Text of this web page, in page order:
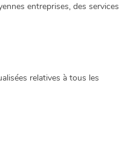
entreprises, des services
relatives à tous les